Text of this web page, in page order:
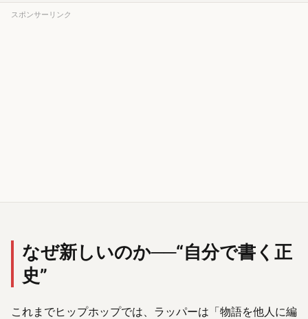
スポンサーリンク
なぜ新しいのか──“自分で書く正
史”
これまでヒップホップでは、ラッパーは「物語を他人に編